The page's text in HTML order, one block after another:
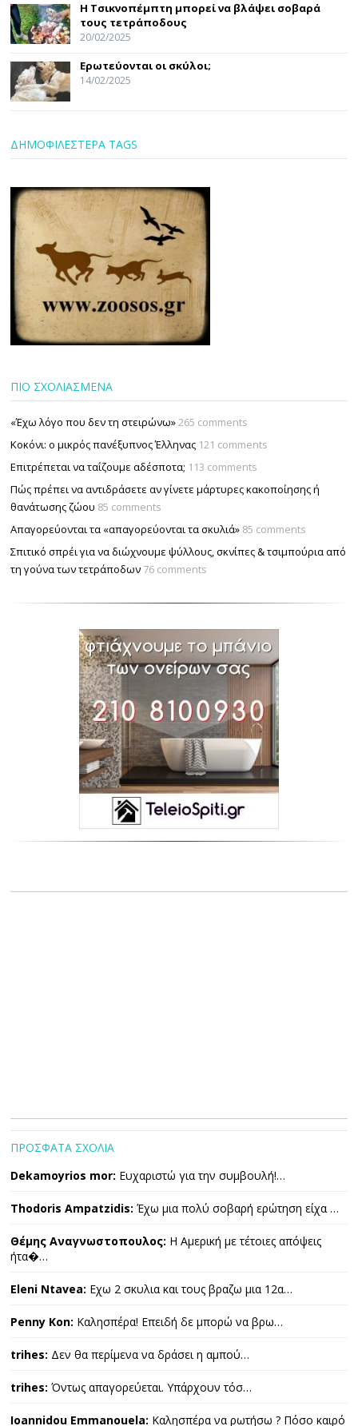
Η Τσικνοπέμπτη μπορεί να βλάψει σοβαρά
τους τετράποδους
20/02/2025
Ερωτεύονται οι σκύλοι;
14/02/2025
ΔΗΜΟΦΙΛΕΣΤΕΡΑ TAGS
ΠΙΟ ΣΧΟΛΙΑΣΜΕΝΑ
«Έχω λόγο που δεν τη στειρώνω»265 comments
Κοκόνι: ο μικρός πανέξυπνος Έλληνας 121 comments
Επιτρέπεται να ταΐζουµε αδέσποτα; 113 comments
Πώς πρέπει να αντιδράσετε αν γίνετε μάρτυρες κακοποίησης ή
θανάτωσης ζώου 85 comments
Απαγορεύονται τα «απαγορεύονται τα σκυλιά» 85 comments
Σπιτικό σπρέι για να διώχνουμε ψύλλους, σκνίπες & τσιμπούρια από
τη γούνα των τετράποδων 76 comments
ΠΡΟΣΦΑΤΑ ΣΧΟΛΙΑ
Dekamoyrios mor: Ευχαριστώ για την συμβουλή!…
Thodoris Ampatzidis: Έχω μια πολύ σοβαρή ερώτηση είχα …
Θέμης Αναγνωστοπουλος: Η Αμερική με τέτοιες απόψεις
ήτα�…
Eleni Ntavea: Εχω 2 σκυλια και τους βραζω μια 12α…
Penny Kon: Καλησπέρα! Επειδή δε μπορώ να βρω…
trihes: Δεν θα περίμενα να δράσει η αμπού…
trihes: Όντως απαγορεύεται. Υπάρχουν τόσ…
Ioannidou Emmanouela: Καλησπέρα να ρωτήσω ? Πόσο καιρό